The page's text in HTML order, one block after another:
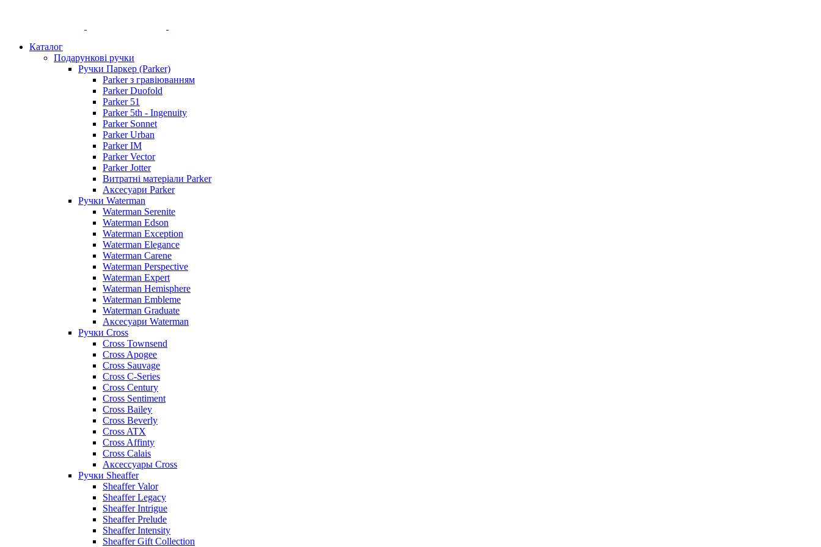
Каталог
Подарункові ручки
Ручки Паркер (Parker)
Parker з гравіюванням
Parker Duofold
Parker 51
Parker 5th - Ingenuity
Parker Sonnet
Parker Urban
Parker IM
Parker Vector
Parker Jotter
Витратні матеріали Parker
Аксесуари Parker
Ручки Waterman
Waterman Serenite
Waterman Edson
Waterman Exception
Waterman Elegance
Waterman Carene
Waterman Perspective
Waterman Expert
Waterman Hemisphere
Waterman Embleme
Waterman Graduate
Аксесуари Waterman
Ручки Cross
Cross Townsend
Cross Apogee
Cross Sauvage
Cross C-Series
Cross Сentury
Cross Sentiment
Cross Bailey
Cross Beverly
Cross ATX
Cross Affinty
Cross Calais
Аксессуары Cross
Ручки Sheaffer
Sheaffer Valor
Sheaffer Legacy
Sheaffer Intrigue
Sheaffer Prelude
Sheaffer Intensity
Sheaffer Gift Collection